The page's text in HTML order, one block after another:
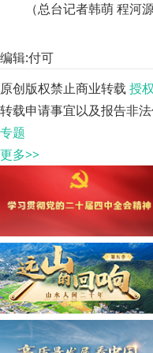
（总台记者韩萌 程河
编辑:付可
原创版权禁止商业转载 授
转载申请事宜以及报告非
专题
更多>>